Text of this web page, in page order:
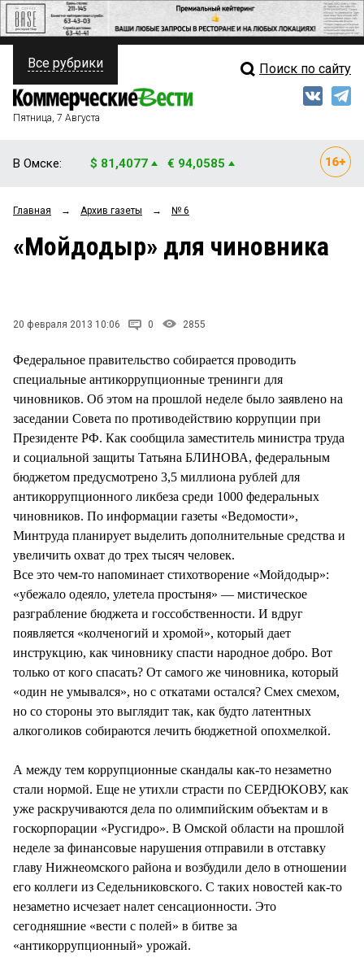
ПОЛИТИКА
ФИНАНСЫ
ОБЩЕСТВО
ЗАКОН
ПРОИСШЕСТВИЯ
СТИЛЬ ЖИЗНИ
Свежий выпуск
Рейтинги
Все рубрики Поиск по сайту
Пятница, 7 Августа
В Омске: $ 81,4077 € 94,0585
Главная → Архив газеты → № 6
«Мойдодыр» для чиновника
20 февраля 2013 10:06 0 2855
Федеральное правительство собирается проводить
специальные антикоррупционные тренинги для
чиновников. Об этом на прошлой неделе было заявлено на
заседании Совета по противодействию коррупции при
Президенте РФ. Как сообщила заместитель министра труда
и социальной защиты Татьяна БЛИНОВА, федеральным
бюджетом предусмотрено 3,5 миллиона рублей для
антикоррупционного ликбеза среди 1000 федеральных
чиновников. По информации газеты «Ведомости»,
Минтруда планирует выделить дополнительные средства и
увеличить охват до трех тысяч человек.
Все это чем-то напоминает стихотворение «Мойдодыр»:
«убежало одеяло, улетела простыня» — мистическое
разграбление бюджета и госсобственности. И вдруг
появляется «колченогий и хромой», который дает
инструкцию, как чиновнику спасти народное добро. Вот
только от кого спасать? От самого же чиновника, который
«один не умывался», но с откатами остался? Смех смехом,
но со стороны это выглядит так, как будто латентных
алкоголиков собираются лечить бюджетной опохмелкой.
А между тем коррупционные скандалы как-то незаметно
стали нормой. Еще не утихли страсти по СЕРДЮКОВУ, как
уже раскручиваются дела по олимпийским объектам и в
госкорпорации «Русгидро». В Омской области на прошлой
неделе за финансовые нарушения отправили в отставку
главу Нижнеомского района и возбудили дело в отношении
его коллеги из Седельниковского. С таких новостей как-то
незаметно исчезает налет сенсационности. Это
сегодняшние «вести с полей» в битве за
«антикоррупционный» урожай.